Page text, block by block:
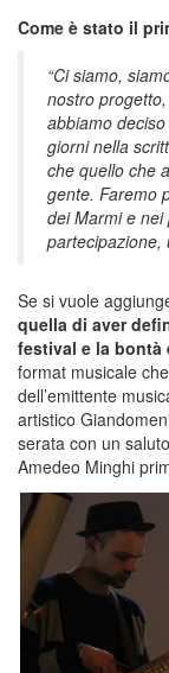
Come è stato il
“Ci siamo,
nostro
abbiamo
giorni nella
che quello che
gente. Faremo
dei Marmi e
partecipazione,
Se si vuole
quella di aver
festival e la bontà
format musicale
dell’emittente
artistico
serata con un
Amedeo Minghi